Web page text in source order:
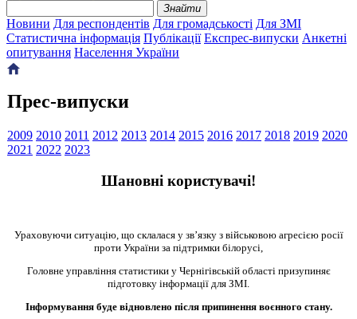
Знайти
Новини Для респондентів Для громадськості Для ЗМІ
Статистична інформація Публікації Експрес-випуски Анкетні
опитування Населення України
Прес-випуски
2009 2010 2011 2012 2013 2014 2015 2016 2017 2018 2019 2020
2021 2022 2023
Шановні користувачі!
Ураховуючи ситуацію, що склалася у зв’язку з військовою агресією pосії
проти України за підтримки білорусі,
Головне управління статистики у Чернігівській області призупиняє
підготовку інформації для ЗМІ.
Інформування буде відновлено після припинення воєнного стану.